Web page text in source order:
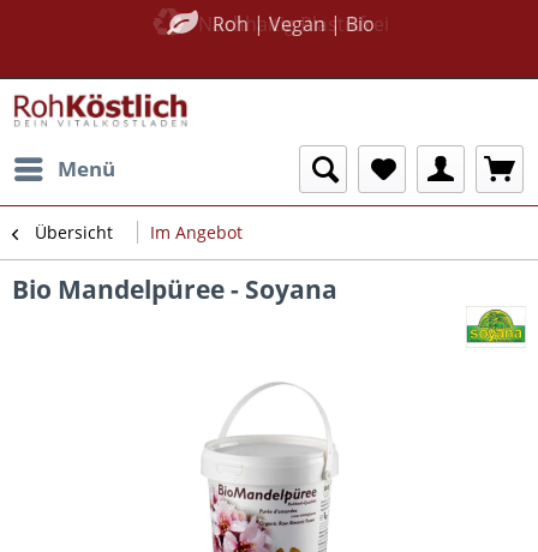
Roh | Vegan | Bio
Nachhaltig Plastikfrei
Menü
Übersicht Im Angebot
Bio Mandelpüree - Soyana